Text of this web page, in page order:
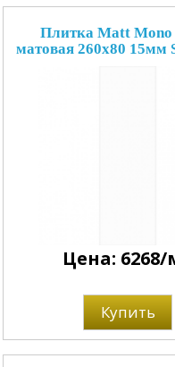
Плитка Matt Mono
матовая 260x80 15мм
Цена: 6268/
Купить